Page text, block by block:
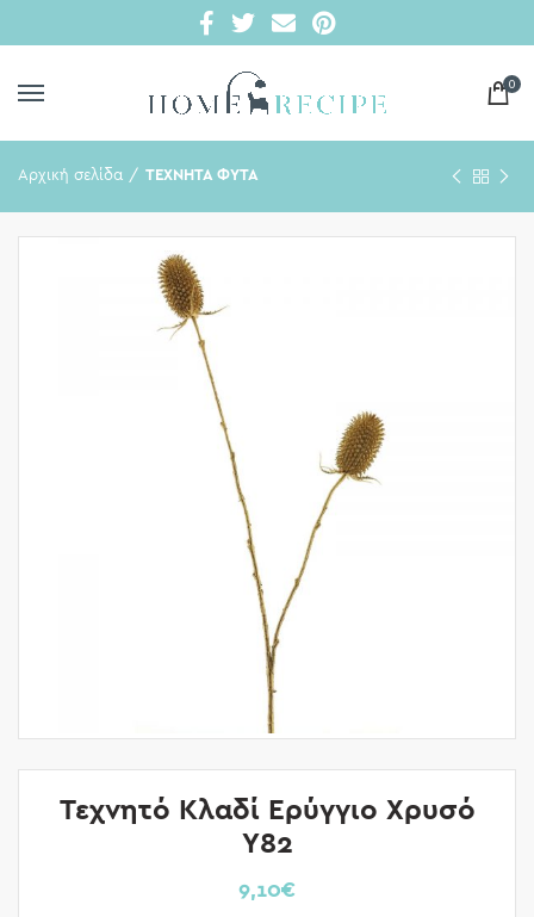
0
Αρχική σελίδα ΤΕΧΝΗΤΑ ΦΥΤΑ
Τεχνητό Κλαδί Ερύγγιο Χρυσό
Υ82
9,10€